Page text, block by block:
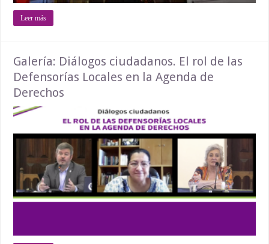
Leer más
Galería: Diálogos ciudadanos. El rol de las
Defensorías Locales en la Agenda de
Derechos